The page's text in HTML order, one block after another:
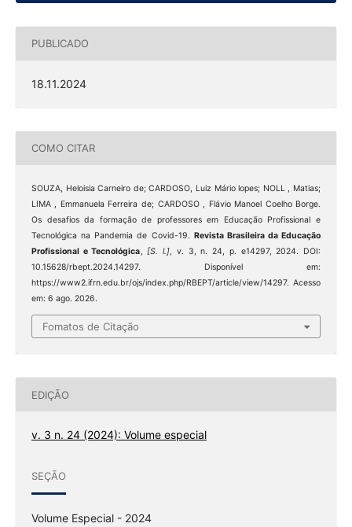
PUBLICADO
18.11.2024
COMO CITAR
SOUZA, Heloisia Carneiro de; CARDOSO, Luiz Mário lopes; NOLL , Matias;
LIMA , Emmanuela Ferreira de; CARDOSO , Flávio Manoel Coelho Borge.
Os desafios da formação de professores em Educação Profissional e
Tecnológica na Pandemia de Covid-19. Revista Brasileira da Educação
Profissional e Tecnológica,[S. l.], v. 3, n. 24, p. e14297, 2024. DOI:
10.15628/rbept.2024.14297. Disponível em:
https://www2.ifrn.edu.br/ojs/index.php/RBEPT/article/view/14297. Acesso
em: 6 ago. 2026.
Fomatos de Citação
EDIÇÃO
v. 3 n. 24 (2024): Volume especial
SEÇÃO
Volume Especial - 2024